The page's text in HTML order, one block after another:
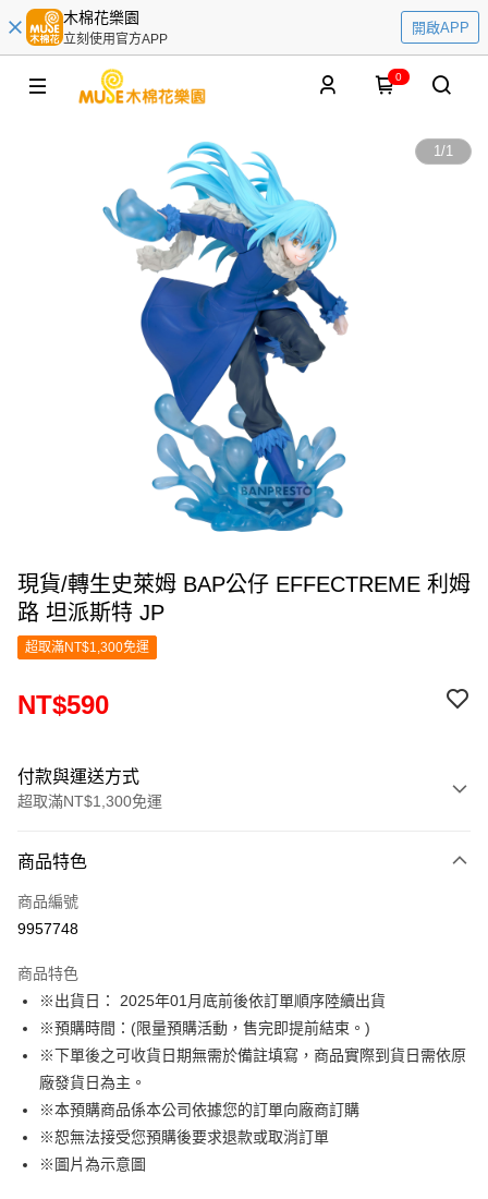
木棉花樂園
立刻使用官方APP
開啟APP
0
1/1
現貨/轉生史萊姆 BAP公仔 EFFECTREME 利姆
路 坦派斯特 JP
超取滿NT$1,300免運
NT$590
付款與運送方式
超取滿NT$1,300免運
信用卡一次付款
超商取貨付款
Apple Pay
悠遊付
Google Pay
ATM付款
貨到付款
商品特色
商品編號
9957748
商品特色
※出貨日： 2025年01月底前後依訂單順序陸續出貨
※預購時間：(限量預購活動，售完即提前結束。)
※下單後之可收貨日期無需於備註填寫，商品實際到貨日需依原
廠發貨日為主。
※本預購商品係本公司依據您的訂單向廠商訂購
※恕無法接受您預購後要求退款或取消訂單
※圖片為示意圖